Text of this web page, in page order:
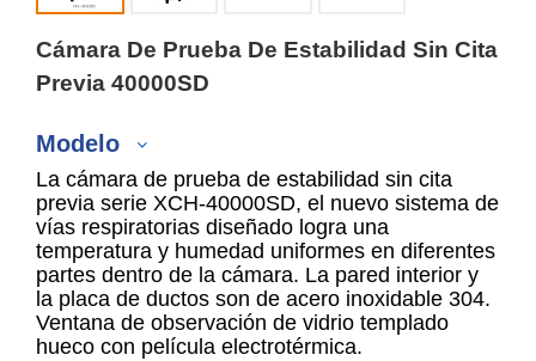
Cámara De Prueba De Estabilidad Sin Cita
Previa 40000SD
Modelo
XCH-8000SD
XCH-15000SD
La cámara de prueba de estabilidad sin cita
previa serie XCH-40000SD, el nuevo sistema de
vías respiratorias diseñado logra una
temperatura y humedad uniformes en diferentes
partes dentro de la cámara. La pared interior y
la placa de ductos son de acero inoxidable 304.
Ventana de observación de vidrio templado
hueco con película electrotérmica.